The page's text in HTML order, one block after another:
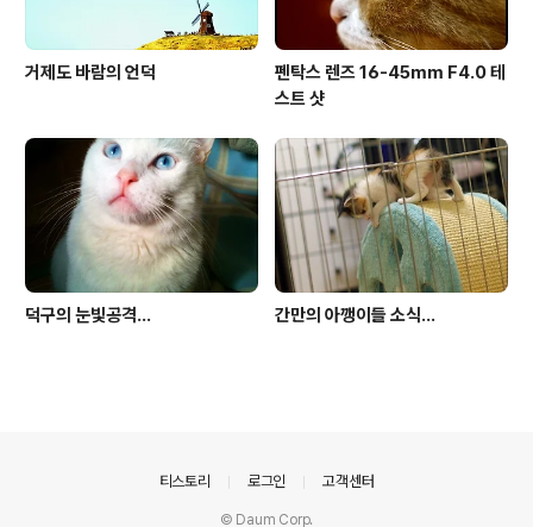
거제도 바람의 언덕
펜탁스 렌즈 16-45mm F4.0 테
스트 샷
덕구의 눈빛공격... 간만의 아깽이들 소식...
티스토리 로그인 고객센터
© Daum Corp.